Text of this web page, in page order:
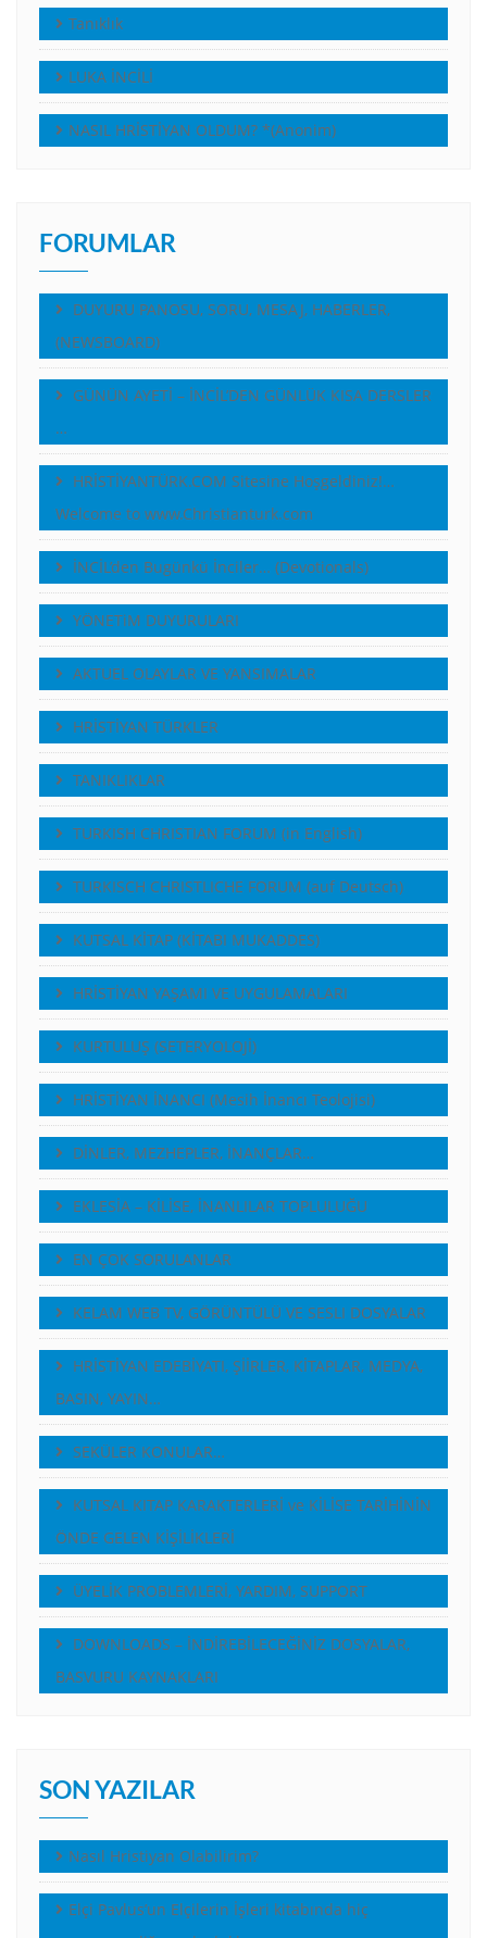
Tanıklık
LUKA İNCİLİ
NASIL HRİSTİYAN OLDUM? *(Anonim)
FORUMLAR
DUYURU PANOSU, SORU, MESAJ, HABERLER,
(NEWSBOARD)
GÜNÜN AYETİ – İNCİL’DEN GÜNLÜK KISA DERSLER
…
HRİSTİYANTÜRK.COM Sitesine Hoşgeldiniz!…
Welcome to www.Christianturk.com
İNCİL’den Bugünkü İnciler… (Devotionals)
YÖNETiM DUYURULARI
AKTUEL OLAYLAR VE YANSIMALAR
HRİSTİYAN TÜRKLER
TANIKLIKLAR
TURKISH CHRISTIAN FORUM (in English)
TURKISCH CHRISTLICHE FORUM (auf Deutsch)
KUTSAL KİTAP (KİTABI MUKADDES)
HRİSTİYAN YAŞAMI VE UYGULAMALARI
KURTULUŞ (SETERYOLOJİ)
HRİSTİYAN İNANCI (Mesih İnancı Teolojisi)
DİNLER, MEZHEPLER, İNANÇLAR…
EKLESİA – KİLİSE, İNANLILAR TOPLULUĞU
EN ÇOK SORULANLAR
KELAM WEB TV, GÖRÜNTÜLÜ VE SESLI DOSYALAR
HRİSTİYAN EDEBİYATI, ŞİİRLER, KİTAPLAR, MEDYA,
BASIN, YAYIN…
SEKÜLER KONULAR…
KUTSAL KITAP KARAKTERLERİ ve KİLİSE TARİHİNİN
ÖNDE GELEN KİŞİLİKLERİ
ÜYELİK PROBLEMLERİ, YARDIM, SUPPORT
DOWNLOADS – İNDİREBİLECEĞİNİZ DOSYALAR,
BASVURU KAYNAKLARI
SON YAZILAR
Nasıl Hristiyan Olabilirim?
Elçi Pavlus’un Elçilerin İşleri kitabında hiç